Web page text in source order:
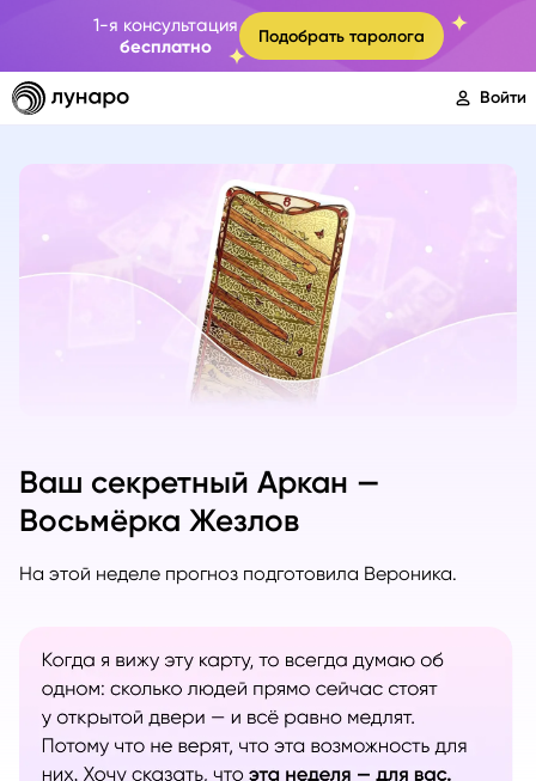
1-я консультация
бесплатно
Подобрать таролога
Войти
Ваш секретный Аркан —
Восьмёрка Жезлов
На этой неделе прогноз подготовила Вероника.